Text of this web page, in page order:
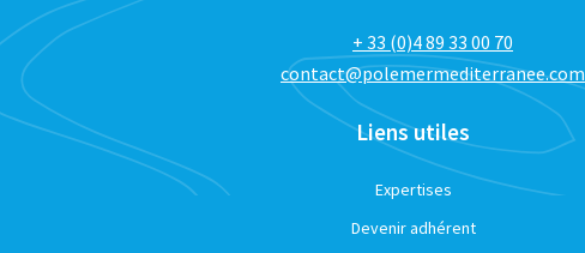
+ 33 (0)4 89 33 00 70
contact@polemermediterranee.com
Liens utiles
Expertises
Devenir adhérent